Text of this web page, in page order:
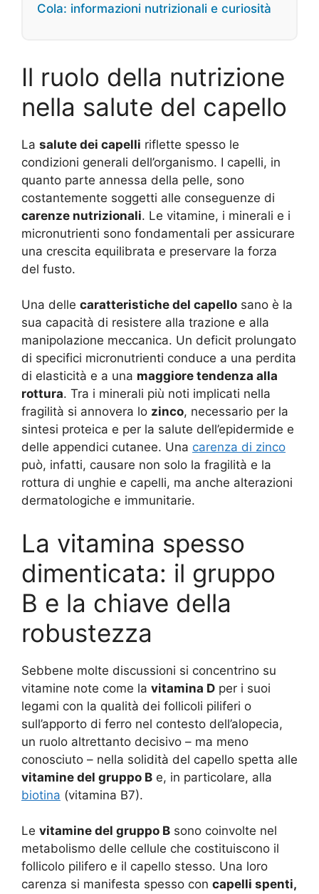
Cola: informazioni nutrizionali e curiosità
Il ruolo della nutrizione
nella salute del capello
La salute dei capelli riflette spesso le
condizioni generali dell’organismo. I capelli, in
quanto parte annessa della pelle, sono
costantemente soggetti alle conseguenze di
carenze nutrizionali. Le vitamine, i minerali e i
micronutrienti sono fondamentali per assicurare
una crescita equilibrata e preservare la forza
del fusto.
Una delle caratteristiche del capello sano è la
sua capacità di resistere alla trazione e alla
manipolazione meccanica. Un deficit prolungato
di specifici micronutrienti conduce a una perdita
di elasticità e a una maggiore tendenza alla
rottura. Tra i minerali più noti implicati nella
fragilità si annovera lo zinco, necessario per la
sintesi proteica e per la salute dell’epidermide e
delle appendici cutanee. Una carenza di zinco
può, infatti, causare non solo la fragilità e la
rottura di unghie e capelli, ma anche alterazioni
dermatologiche e immunitarie.
La vitamina spesso
dimenticata: il gruppo
B e la chiave della
robustezza
Sebbene molte discussioni si concentrino su
vitamine note come la vitamina D per i suoi
legami con la qualità dei follicoli piliferi o
sull’apporto di ferro nel contesto dell’alopecia,
un ruolo altrettanto decisivo – ma meno
conosciuto – nella solidità del capello spetta alle
vitamine del gruppo B e, in particolare, alla
biotina (vitamina B7).
Le vitamine del gruppo B sono coinvolte nel
metabolismo delle cellule che costituiscono il
follicolo pilifero e il capello stesso. Una loro
carenza si manifesta spesso con capelli spenti,